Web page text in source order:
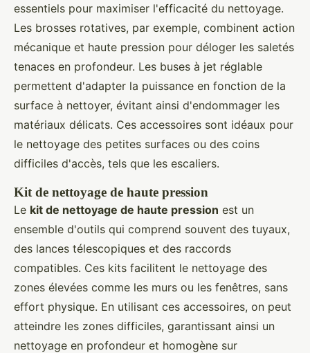
essentiels pour maximiser l'efficacité du nettoyage.
Les brosses rotatives, par exemple, combinent action
mécanique et haute pression pour déloger les saletés
tenaces en profondeur. Les buses à jet réglable
permettent d'adapter la puissance en fonction de la
surface à nettoyer, évitant ainsi d'endommager les
matériaux délicats. Ces accessoires sont idéaux pour
le nettoyage des petites surfaces ou des coins
difficiles d'accès, tels que les escaliers.
Kit de nettoyage de haute pression
Le kit de nettoyage de haute pression est un
ensemble d'outils qui comprend souvent des tuyaux,
des lances télescopiques et des raccords
compatibles. Ces kits facilitent le nettoyage des
zones élevées comme les murs ou les fenêtres, sans
effort physique. En utilisant ces accessoires, on peut
atteindre les zones difficiles, garantissant ainsi un
nettoyage en profondeur et homogène sur